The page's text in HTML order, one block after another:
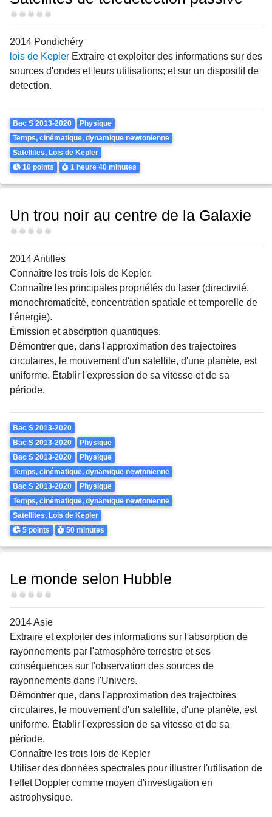
Difficulté
2014 Pondichéry
lois de Kepler Extraire et exploiter des informations sur des
sources d'ondes et leurs utilisations; et sur un dispositif de
detection.
Theme
Bac S 2013-2020
Physique
Temps, cinématique, dynamique newtonienne
Satellites, Lois de Kepler
Points
10 points Durée
1 heure40 minutes
Un trou noir au centre de la Galaxie
Difficulté
2014 Antilles
Connaître les trois lois de Kepler.
Connaître les principales propriétés du laser (directivité,
monochromaticité, concentration spatiale et temporelle de
l'énergie).
Émission et absorption quantiques.
Démontrer que, dans l'approximation des trajectoires
circulaires, le mouvement d'un satellite, d'une planète, est
uniforme. Établir l'expression de sa vitesse et de sa
période.
Theme
Bac S 2013-2020
Bac S 2013-2020
Physique
Bac S 2013-2020
Physique
Temps, cinématique, dynamique newtonienne
Bac S 2013-2020
Physique
Temps, cinématique, dynamique newtonienne
Satellites, Lois de Kepler
Points
5 points Durée
50 minutes
Le monde selon Hubble
Difficulté
2014 Asie
Extraire et exploiter des informations sur l'absorption de
rayonnements par l'atmosphère terrestre et ses
conséquences sur l'observation des sources de
rayonnements dans l'Univers.
Démontrer que, dans l'approximation des trajectoires
circulaires, le mouvement d'un satellite, d'une planète, est
uniforme. Établir l'expression de sa vitesse et de sa
période.
Connaître les trois lois de Kepler
Utiliser des données spectrales pour illustrer l'utilisation de
l'effet Doppler comme moyen d'investigation en
astrophysique.